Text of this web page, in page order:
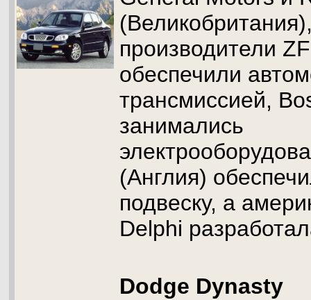
производители
обеспечили
трансмиссией,
занимались
(Англия)
подвеску, а
Delphi
Dodge Dynasty